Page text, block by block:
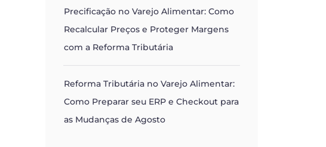
Precificação no Varejo Alimentar: Como
Recalcular Preços e Proteger Margens
com a Reforma Tributária
Reforma Tributária no Varejo Alimentar:
Como Preparar seu ERP e Checkout para
as Mudanças de Agosto